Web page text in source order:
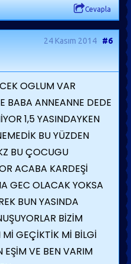
Cevapla
24 Kasım 2014 #6
OGLUM VAR
BABA ANNEANNE DEDE
1,5 YASINDAYKEN
BU YÜZDEN
BU ÇOCUGU
ACABA KARDEŞİ
GEC OLACAK YOKSA
BUN YASINDA
BİZİM
GEÇİKTİK Mİ BİLGİ
EŞİM VE BEN VARIM